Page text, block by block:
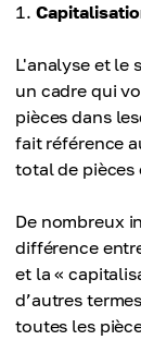
L'analyse et le
un cadre qui
pièces dans
fait référence
total de
De nombreux
différence
et la «
d’autres
toutes les